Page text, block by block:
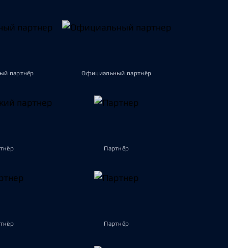
партнёр Официальный партнёр
Партнёр
Партнёр